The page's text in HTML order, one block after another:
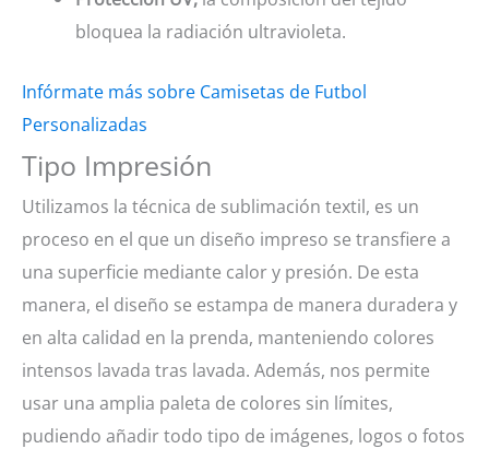
bloquea la radiación ultravioleta.
Infórmate más sobre Camisetas de Futbol
Personalizadas
Tipo Impresión
Utilizamos la técnica de sublimación textil, es un
proceso en el que un diseño impreso se transfiere a
una superficie mediante calor y presión. De esta
manera, el diseño se estampa de manera duradera y
en alta calidad en la prenda, manteniendo colores
intensos lavada tras lavada. Además, nos permite
usar una amplia paleta de colores sin límites,
pudiendo añadir todo tipo de imágenes, logos o fotos